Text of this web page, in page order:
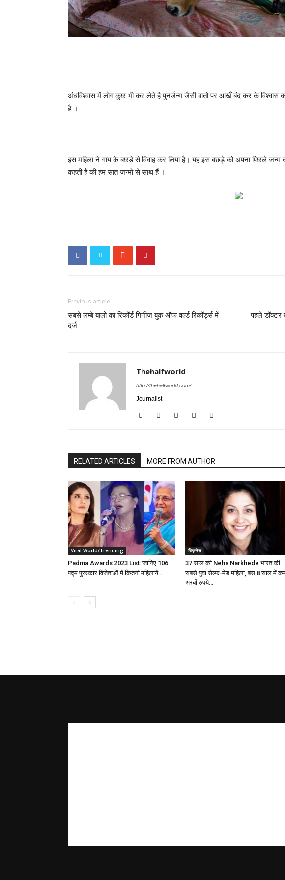
अंधविश्वास में लोग कुछ भी कर लेते है पुनर्जन्म जैसी बातो पर आखँ बंद कर के विश्वास
है ।
इस महिला ने गाय के बछड़े से विवाह कर लिया है। यह इस बछड़े को अपना पिछले जन्म
कहती है की हम सात जन्मों से साथ हैं ।
Previous article
सबसे लम्बे बालो का रिकॉर्ड गिनीज बुक ऑफ वर्ल्ड रिकॉर्ड्स में
दर्ज
पहले डॉक्टर
Thehalfworld
http://thehalfworld.com/
Journalist
RELATED ARTICLES MORE FROM AUTHOR
Viral World/Trending
Padma Awards 2023 List: जानिए 106
पद्म पुरस्कार विजेताओं में कितनी महिलायें…
बिज़नेस
37 साल की Neha Narkhede भारत की
सबसे युवा सेल्फ-मेड महिला, बस 8 साल में
अरबों रुपये…